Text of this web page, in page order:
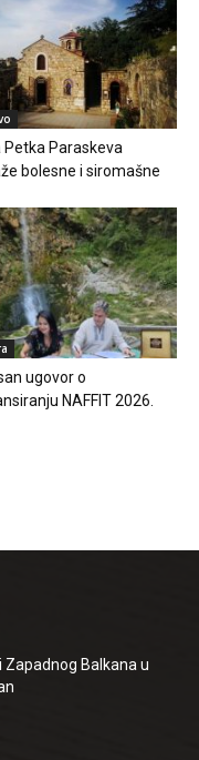
Petka Paraskeva
bolesne i siromašne
ugovor o
NAFFIT 2026.
Zapadnog Balkana u